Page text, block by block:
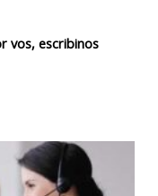
vos, escribinos